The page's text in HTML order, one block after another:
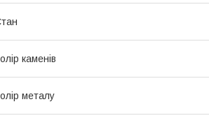
каменів
металу